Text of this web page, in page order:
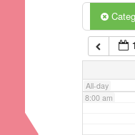
All-day
6:00 am
7:00 am
8:00 am